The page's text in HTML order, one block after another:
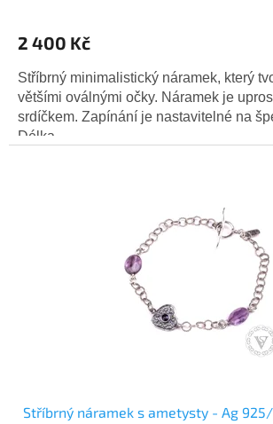
2 400 Kč
Stříbrný minimalistický náramek, který
většími oválnými očky. Náramek je
srdíčkem. Zapínání je nastavitelné na
Délka...
Stříbrný náramek s ametysty - Ag